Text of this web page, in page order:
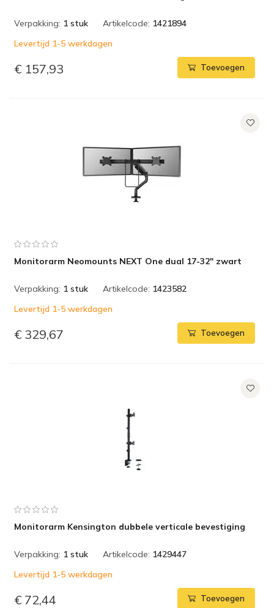
Verpakking: 1 stuk Artikelcode: 1421894
Levertijd 1-5 werkdagen
€ 157,93 Toevoegen
Monitorarm Neomounts NEXT One dual 17-32" zwart
Verpakking: 1 stuk Artikelcode: 1423582
Levertijd 1-5 werkdagen
€ 329,67 Toevoegen
Monitorarm Kensington dubbele verticale bevestiging
Verpakking: 1 stuk Artikelcode: 1429447
Levertijd 1-5 werkdagen
€ 72,44 Toevoegen